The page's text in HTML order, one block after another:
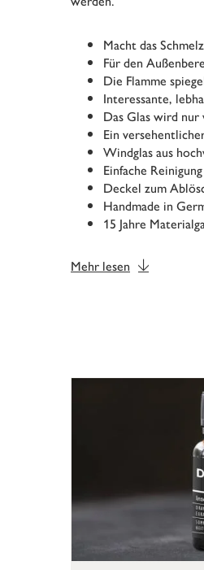
Macht das
Für den
Die Flamme
Interessante,
Das Glas wird nur
Ein
Windglas aus
Einfache
Deckel zum
Handmade in
15 Jahre
Mehr lesen